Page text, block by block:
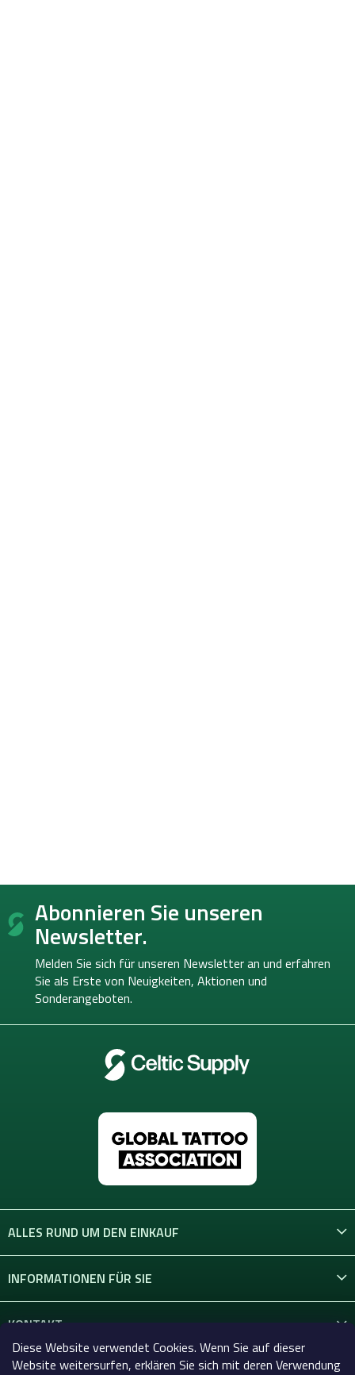
Diese Website verwendet Cookies. Wenn Sie auf dieser
Website weitersurfen, erklären Sie sich mit deren Verwendung
F
ß Abonnieren Sie unseren
Newsletter.
Melden Sie sich für unseren Newsletter an und erfahren
Sie als Erste von Neuigkeiten, Aktionen und
Sonderangeboten.
ALLES RUND UM DEN EINKAUF
INFORMATIONEN FÜR SIE
KONTAKT